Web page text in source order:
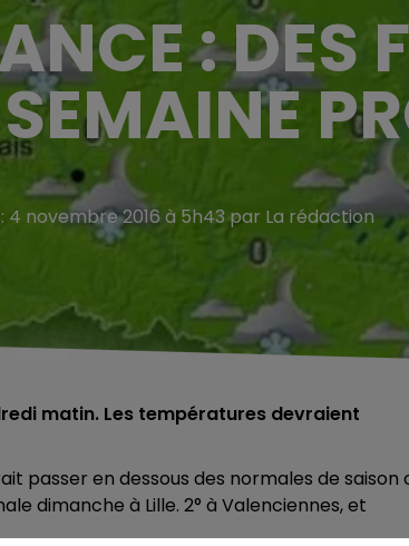
: DES
4 novembre 2016 à 5h43 par La rédaction
matin. Les températures devraient
passer en dessous des normales de saison
dimanche à Lille. 2° à Valenciennes, et